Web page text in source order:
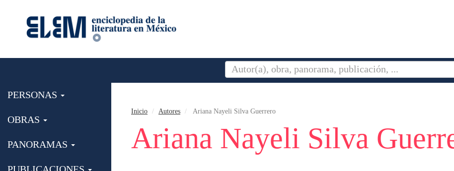
PERSONAS
OBRAS
PANORAMAS
Inicio Autores Ariana Nayeli Silva Guerrero
Ariana Nayeli Silva